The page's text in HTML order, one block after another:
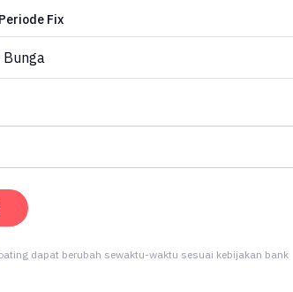
Fix
dapat berubah sewaktu-waktu sesuai kebijakan bank